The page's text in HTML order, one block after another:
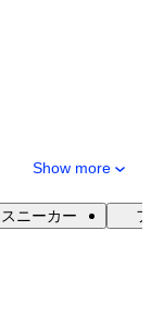
Show more
スニーカー